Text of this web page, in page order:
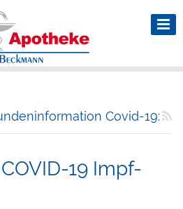
Covid-19:
19 Impf-